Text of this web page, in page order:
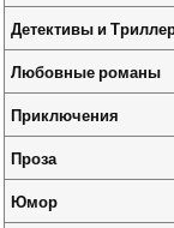
Детективы и
Любовные романы
Приключения
Проза
Юмор